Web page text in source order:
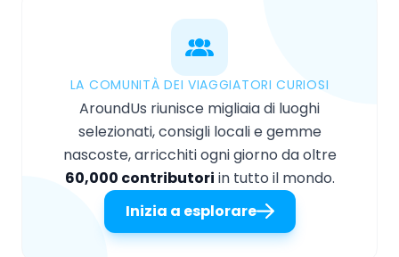
LA COMUNITÀ DEI VIAGGIATORI CURIOSI
AroundUs riunisce migliaia di luoghi
selezionati, consigli locali e gemme
nascoste, arricchiti ogni giorno da oltre
60,000 contributori in tutto il mondo.
Inizia a esplorare